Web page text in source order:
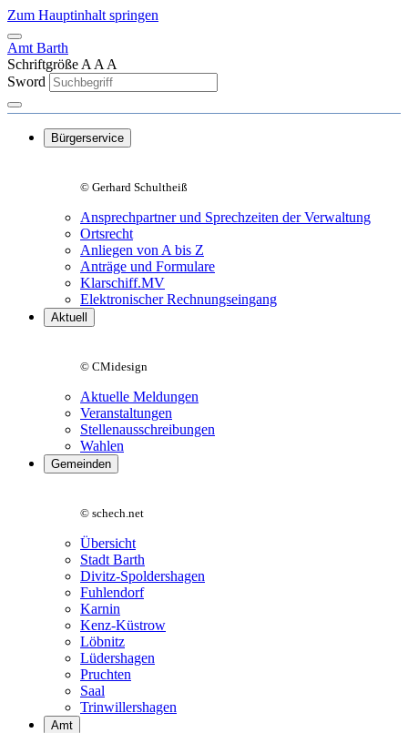
Zum Hauptinhalt springen
Amt Barth
Schriftgröße A A A
Sword
Bürgerservice
© Gerhard Schultheiß
Ansprechpartner und Sprechzeiten der Verwaltung
Ortsrecht
Anliegen von A bis Z
Anträge und Formulare
Klarschiff.MV
Elektronischer Rechnungseingang
Aktuell
© CMidesign
Aktuelle Meldungen
Veranstaltungen
Stellenausschreibungen
Wahlen
Gemeinden
© schech.net
Übersicht
Stadt Barth
Divitz-Spoldershagen
Fuhlendorf
Karnin
Kenz-Küstrow
Löbnitz
Lüdershagen
Pruchten
Saal
Trinwillershagen
Amt